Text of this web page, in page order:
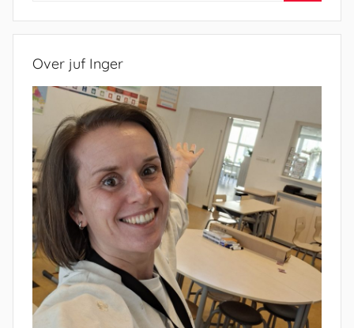
Over juf Inger